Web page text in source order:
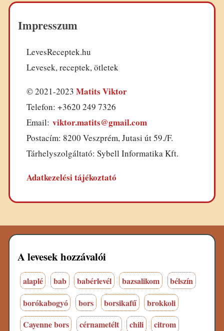
Impresszum
LevesReceptek.hu
Levesek, receptek, ötletek
© 2021-2023 Matits Viktor
Telefon: +3620 249 7326
Email: viktor.matits@gmail.com
Postacím: 8200 Veszprém, Jutasi út 59./F.
Tárhelyszolgáltató: Sybell Informatika Kft.
Adatkezelési tájékoztató
A levesek hozzávalói
alaplé bab babérlevél bazsalikom
bélszín
borókabogyó
bors borsikafű
brokkoli
Cayenne bors
cérnametélt chili
citrom